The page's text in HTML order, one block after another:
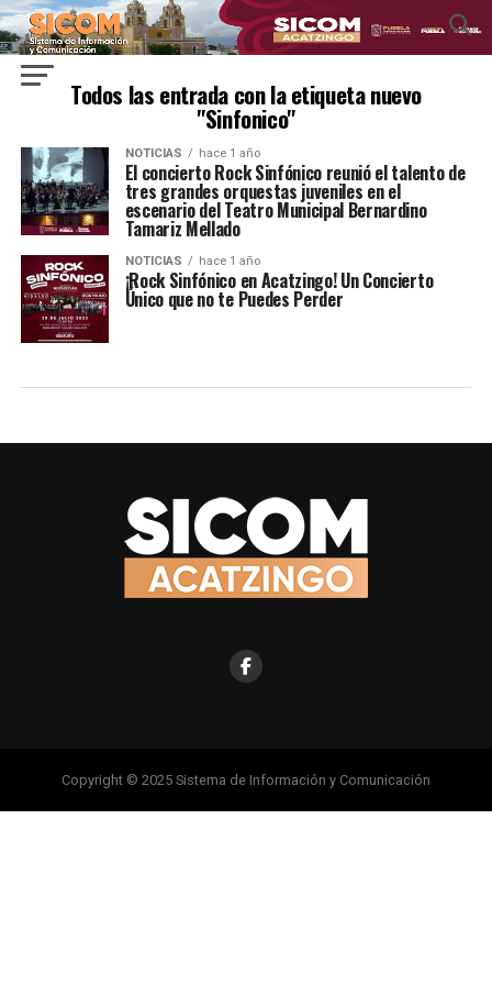
Todos las entrada con la etiqueta nuevo
"Sinfonico"
NOTICIAS hace 1 año
El concierto Rock Sinfónico reunió el talento de
tres grandes orquestas juveniles en el
escenario del Teatro Municipal Bernardino
Tamariz Mellado
NOTICIAS hace 1 año
¡Rock Sinfónico en Acatzingo! Un Concierto
Único que no te Puedes Perder
Copyright © 2025 Sistema de Información y Comunicación